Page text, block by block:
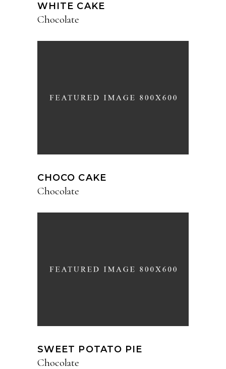
WHITE CAKE
Chocolate
CHOCO CAKE
Chocolate
SWEET POTATO PIE
Chocolate